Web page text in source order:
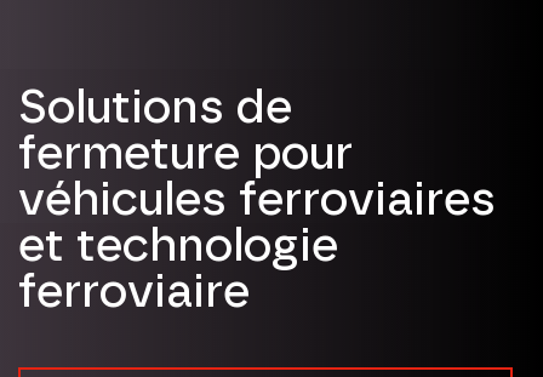
Solutions de
fermeture pour
véhicules ferroviaires
et technologie
ferroviaire